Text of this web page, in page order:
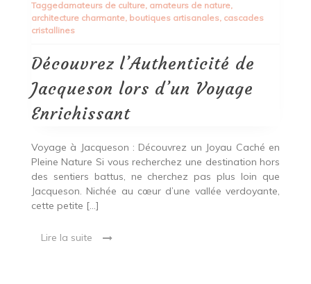
de
Jacqueson
Voyage
Enrichissant
Taggedamateurs de culture, amateurs de nature,
architecture charmante, boutiques artisanales, cascades
cristallines
Découvrez l’Authenticité de
Jacqueson lors d’un Voyage
Enrichissant
Voyage à Jacqueson : Découvrez un Joyau Caché en
Pleine Nature Si vous recherchez une destination hors
des sentiers battus, ne cherchez pas plus loin que
Jacqueson. Nichée au cœur d’une vallée verdoyante,
cette petite […]
Lire la suite